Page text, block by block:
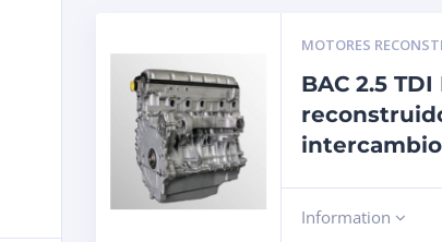
MOTORES
BAC 2.5
intercambio
Information